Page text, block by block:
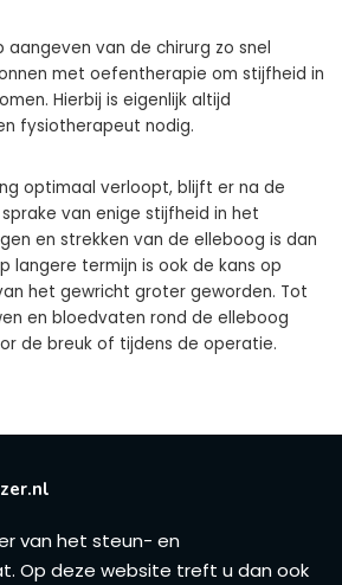
van de chirurg zo snel
met oefentherapie om stijfheid in
Hierbij is eigenlijk altijd
fysiotherapeut nodig.
optimaal verloopt, blijft er na de
van enige stijfheid in het
en strekken van de elleboog is dan
langere termijn is ook de kans op
het gewricht groter geworden. Tot
en bloedvaten rond de elleboog
de breuk of tijdens de operatie.
van het steun- en
Op deze website treft u dan ook